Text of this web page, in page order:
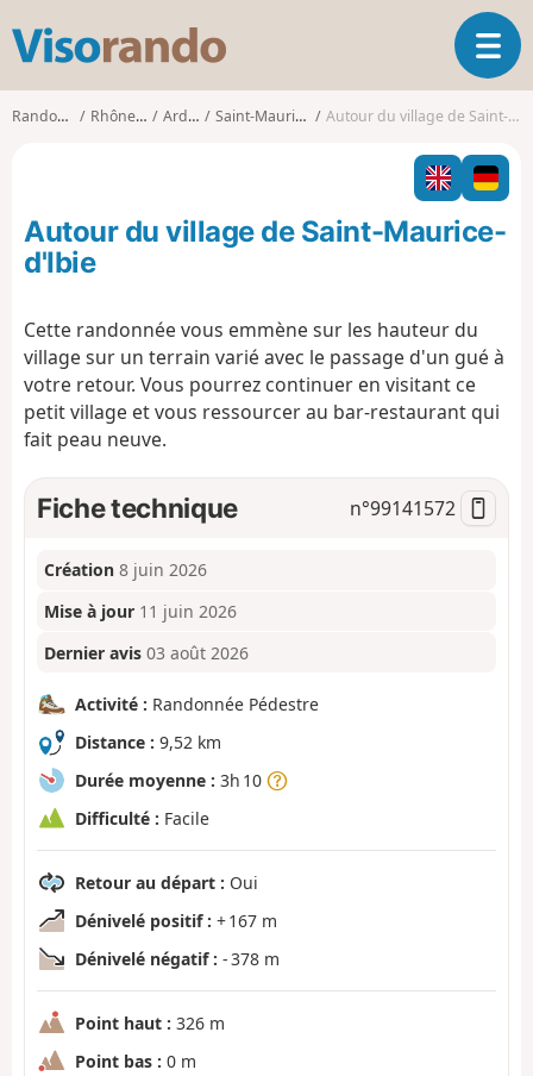
s
o
o
O
u
v
i
r
l
a
g
t
n
Randonnées Rhône-Alpes Ardèche Saint-Maurice-d'Ibie Autour du village de Saint-Maurice-d'Ibie
Autour du village de Saint-Maurice-
d'Ibie
Cette randonnée vous emmène sur les hauteur du
village sur un terrain varié avec le passage d'un gué à
votre retour. Vous pourrez continuer en visitant ce
petit village et vous ressourcer au bar-restaurant qui
fait peau neuve.
Fiche technique n°99141572
Création 8 juin 2026
Mise à jour 11 juin 2026
Dernier avis 03 août 2026
Activité : Randonnée Pédestre
Distance : 9,52 km
Durée moyenne : 3h 10
Difficulté : Facile
Retour au départ : Oui
Dénivelé positif : + 167 m
Dénivelé négatif : - 378 m
Point haut : 326 m
Point bas : 0 m